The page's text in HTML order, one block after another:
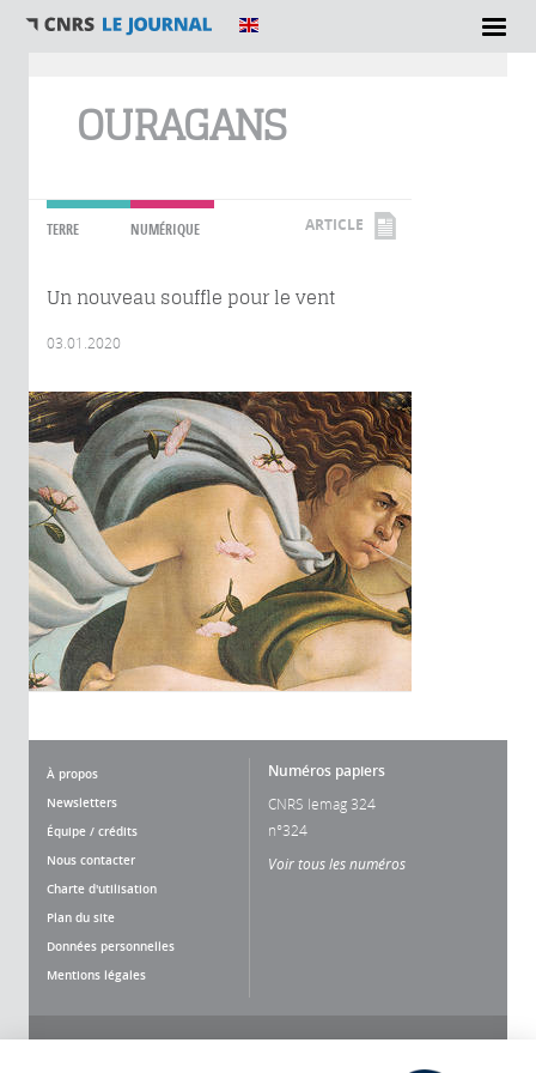
OURAGANS
TERRE NUMÉRIQUE ARTICLE
Un nouveau souffle pour le vent
03.01.2020
À propos
Newsletters
Équipe / crédits
Nous contacter
Charte d'utilisation
Plan du site
Données personnelles
Mentions légales
Numéros papiers
CNRS lemag 324
n°324
Voir tous les numéros